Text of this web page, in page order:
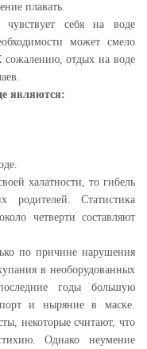
плавать.
себя на воде
может смело
отдых на воде
являются:
халатности, то гибель
Статистика
четверти составляют
по причине нарушения
в необорудованных
годы большую
и ныряние в маске.
некоторые считают, что
Однако неумение